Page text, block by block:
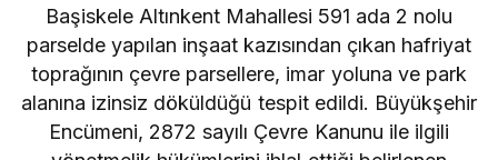
Başiskele Altınkent Mahallesi 591 ada 2 nolu
parselde yapılan inşaat kazısından çıkan hafriyat
toprağının çevre parsellere, imar yoluna ve park
alanına izinsiz döküldüğü tespit edildi. Büyükşehir
Encümeni, 2872 sayılı Çevre Kanunu ile ilgili